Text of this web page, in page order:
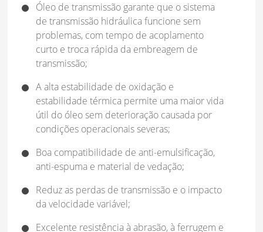
Óleo de transmissão garante que o sistema
de transmissão hidráulica funcione sem
problemas, com tempo de acoplamento
curto e troca rápida da embreagem de
transmissão;
A alta estabilidade de oxidação e
estabilidade térmica permite uma maior vida
útil do óleo sem deterioração causada por
condições operacionais severas;
Boa compatibilidade de anti-emulsificação,
anti-espuma e material de vedação;
Reduz as perdas de transmissão e o impacto
da velocidade variável;
Excelente resistência à abrasão, à ferrugem e